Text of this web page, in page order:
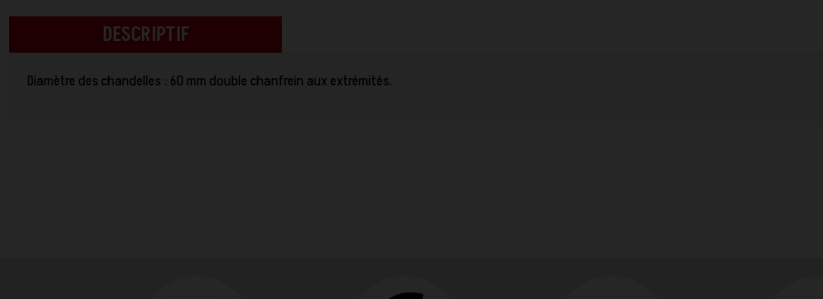
DESCRIPTIF
Diamètre des chandelles : 60 mm double chanfrein aux extrémités.